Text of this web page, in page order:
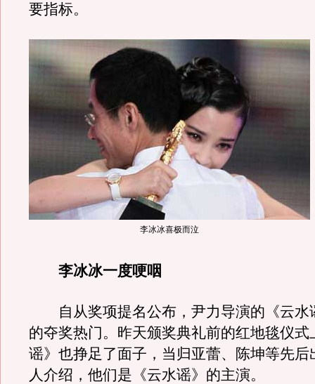
要指标。
李冰冰喜极而泣
李冰冰一度哽咽
自从奖项提名公布，尹力导演的《云水
的夺奖热门。昨天颁奖典礼前的红地毯仪式
谣》也挣足了面子，当归亚蕾、陈坤等先后
人介绍，他们是《云水谣》的主演。